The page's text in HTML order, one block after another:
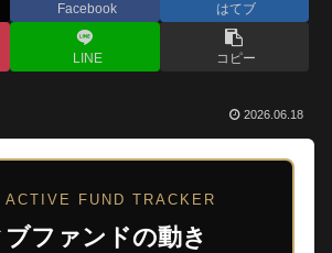
Facebook はてブ
LINE コピー
2026.06.18
FUND TRACKER
ファンドの動き